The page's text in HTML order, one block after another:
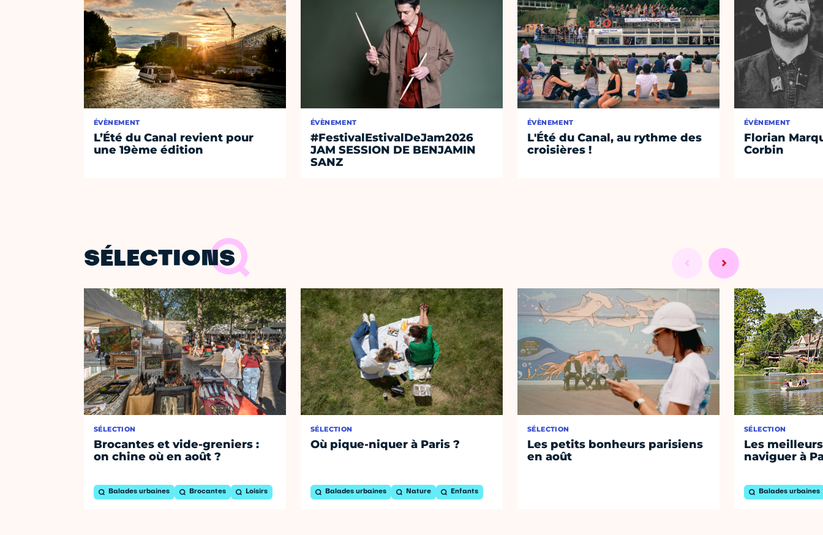
ÉVÈNEMENT
L’Été du Canal revient pour
une 19ème édition
ÉVÈNEMENT
#FestivalEstivalDeJam2026
JAM SESSION DE BENJAMIN
SANZ
ÉVÈNEMENT
L'Été du Canal, au rythme des
croisières !
ÉVÈNEMENT
Florian
Corbin
SÉLECTIONS
SÉLECTION
Brocantes et vide-greniers :
on chine où en août ?
Balades urbaines Brocantes Loisirs
SÉLECTION
Où pique-niquer à Paris ?
Balades urbaines Nature Enfants
SÉLECTION
Les petits bonheurs parisiens
en août
SÉLECTION
Les
naviguer à
Balades urbaines